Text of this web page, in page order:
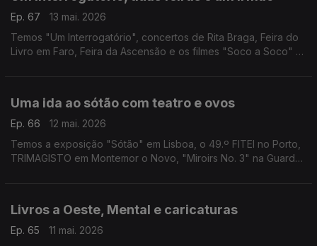
Ep. 67
13 mai. 2026
Temos "Um Interrogatório", concertos de Rita Braga, Feira do
Livro em Faro, Feira da Ascensão e os filmes "Soco a Soco" e
Uma ida ao sótão com teatro e ovos
Ep. 66
12 mai. 2026
Temos a exposição "Sótão" em Lisboa, o 49.º FITEI no Porto,
TRIMAGISTO em Montemor o Novo, "Miroirs No. 3" na Guarda,
Livros a Oeste, Mental e caricaturas
Ep. 65
11 mai. 2026